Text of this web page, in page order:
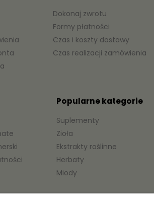
Dokonaj zwrotu
Formy płatności
Czas i koszty dostawy
Czas realizacji zamówienia
Popularne kategorie
Suplementy
Zioła
Ekstrakty roślinne
Herbaty
Miody